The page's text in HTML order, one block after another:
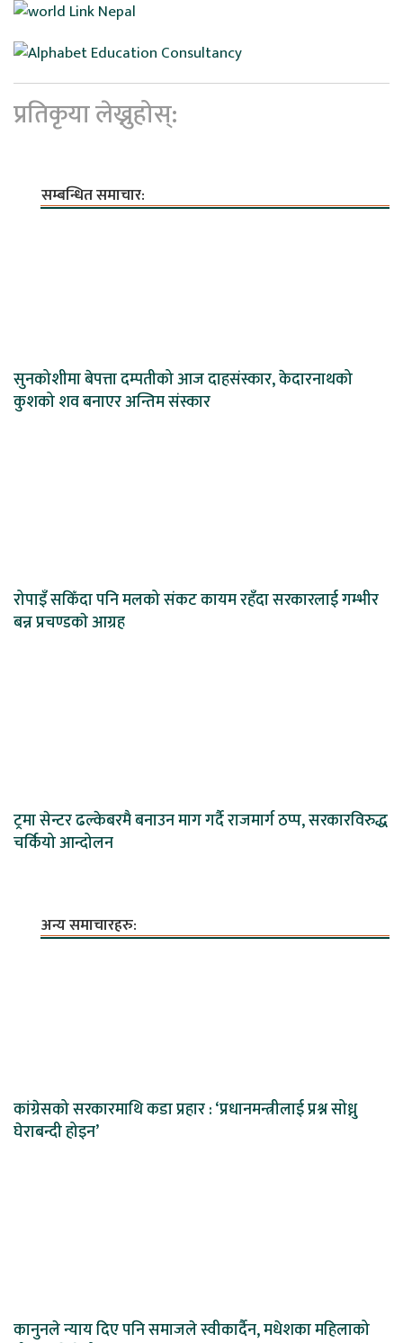
प्रतिकृया लेख्नुहोस्:
सम्बन्धित समाचार:
सुनकोशीमा बेपत्ता दम्पतीको आज दाहसंस्कार, केदारनाथको
कुशको शव बनाएर अन्तिम संस्कार
रोपाइँ सकिँदा पनि मलको संकट कायम रहँदा सरकारलाई गम्भीर
बन्न प्रचण्डकाे आग्रह
ट्रमा सेन्टर ढल्केबरमै बनाउन माग गर्दै राजमार्ग ठप्प, सरकारविरुद्ध
चर्कियो आन्दोलन
अन्य समाचारहरु:
कांग्रेसको सरकारमाथि कडा प्रहार : ‘प्रधानमन्त्रीलाई प्रश्न सोध्नु
घेराबन्दी होइन’
कानुनले न्याय दिए पनि समाजले स्वीकार्दैन, मधेशका महिलाको